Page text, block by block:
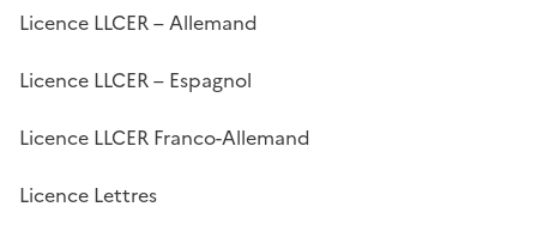
Licence LLCER – Allemand
Licence LLCER – Espagnol
Licence LLCER Franco-Allemand
Licence Lettres